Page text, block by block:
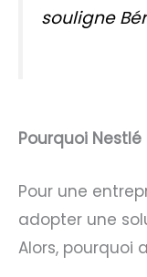
souligne
Pourquoi
Pour une
adopter une
Alors, pourquoi